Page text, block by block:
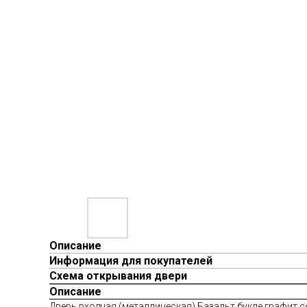
Описание
Информация для покупателей
Схема открывания двери
Описание